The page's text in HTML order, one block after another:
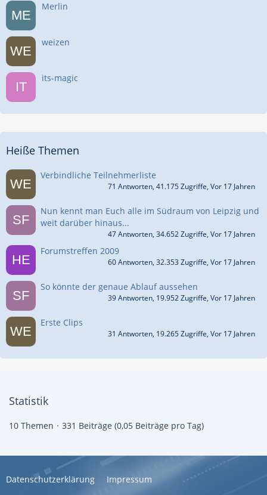
Merlin
weizen
its-magic
Heiße Themen
Verbindliche Teilnehmerliste
71 Antworten, 41.175 Zugriffe, Vor 17 Jahren
Nun kennt man Euch alle im Südraum von Leipzig und
weit darüber hinaus...
47 Antworten, 34.652 Zugriffe, Vor 17 Jahren
Forumstreffen 2009
60 Antworten, 32.353 Zugriffe, Vor 17 Jahren
So könnte der genaue Ablauf aussehen
39 Antworten, 19.952 Zugriffe, Vor 17 Jahren
Erste Clips
31 Antworten, 19.265 Zugriffe, Vor 17 Jahren
Statistik
10 Themen 331 Beiträge (0,05 Beiträge pro Tag)
Datenschutzerklärung Impressum